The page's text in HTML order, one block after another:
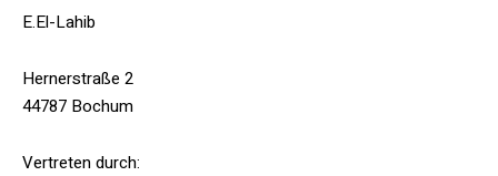
E.El-Lahib
Hernerstraße 2
44787 Bochum
Vertreten durch: